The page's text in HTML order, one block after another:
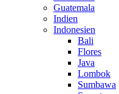
Guatemala
Indien
Indonesien
Bali
Flores
Java
Lombok
Sumbawa